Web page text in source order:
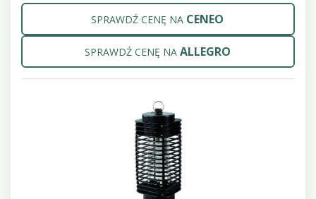
SPRAWDŹ CENĘ NA CENEO
SPRAWDŹ CENĘ NA ALLEGRO